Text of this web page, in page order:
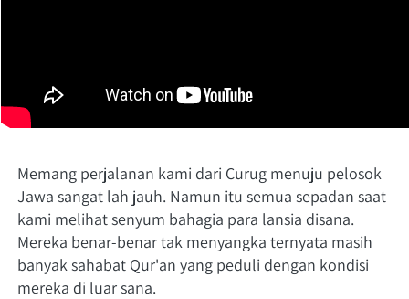
Memang perjalanan kami dari Curug menuju pelosok
Jawa sangat lah jauh. Namun itu semua sepadan saat
kami melihat senyum bahagia para lansia disana.
Mereka benar-benar tak menyangka ternyata masih
banyak sahabat Qur'an yang peduli dengan kondisi
mereka di luar sana.